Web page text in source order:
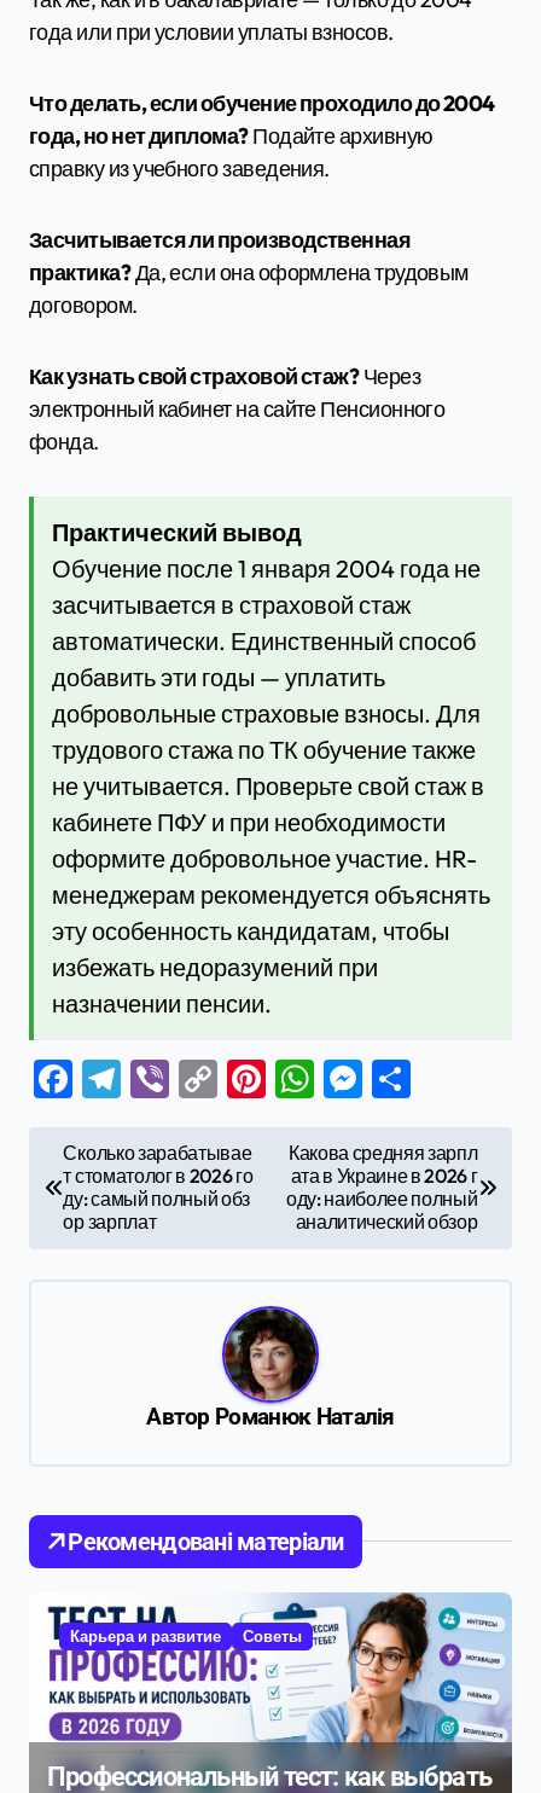
года или при условии уплаты взносов.
Что делать, если обучение проходило до 2004
года, но нет диплома?Подайте архивную
справку из учебного заведения.
Засчитывается ли производственная
практика?Да, если она оформлена трудовым
договором.
Как узнать свой страховой стаж?Через
электронный кабинет на сайте Пенсионного
фонда.
Практический вывод
Обучение после 1 января 2004 года не
засчитывается в страховой стаж
автоматически. Единственный способ
добавить эти годы — уплатить
добровольные страховые взносы. Для
трудового стажа по ТК обучение также
не учитывается. Проверьте свой стаж в
кабинете ПФУ и при необходимости
оформите добровольное участие. HR-
менеджерам рекомендуется объяснять
эту особенность кандидатам, чтобы
избежать недоразумений при
назначении пенсии.
Facebook
Telegram
ViberCopyPinterest
WhatsApp
с
Сколько зарабатывае
т стоматолог в 2026 го
ду: самый полный обз
ор зарплат
Какова средняя зарпл
ата в Украине в 2026 г
оду: наиболее полный
аналитический обзор
Автор Романюк Наталія
Рекомендовані матеріали
Карьера и развитие Советы
Профессиональный тест: как выбрать